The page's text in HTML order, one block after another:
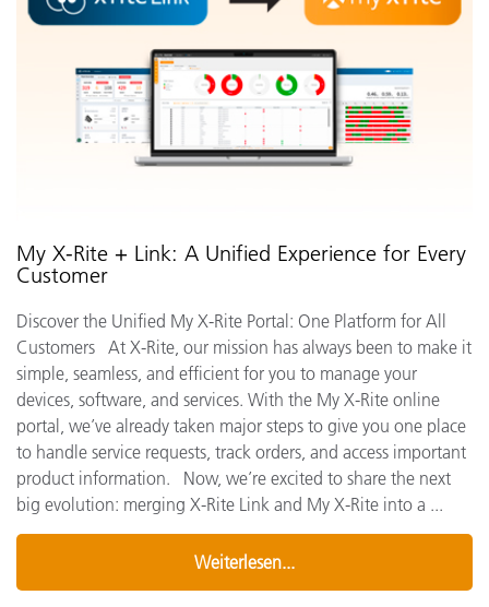
My X-Rite + Link: A Unified Experience for Every
Customer
Discover the Unified My X-Rite Portal: One Platform for All
Customers At X-Rite, our mission has always been to make it
simple, seamless, and efficient for you to manage your
devices, software, and services. With the My X-Rite online
portal, we’ve already taken major steps to give you one place
to handle service requests, track orders, and access important
product information. Now, we’re excited to share the next
big evolution: merging X-Rite Link and My X-Rite into a ...
Weiterlesen...